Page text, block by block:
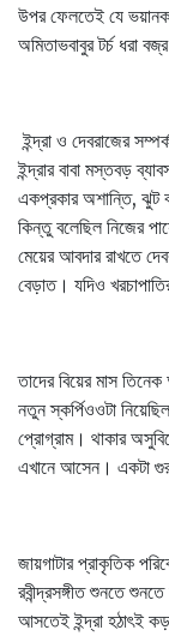
উপর ফেলতেই যে
অমিতাভবাবুর টর্চ ধরা
ইন্দ্রা ও দেবরাজের
ইন্দ্রার বাবা মস্তবড়
একপ্রকার অশান্তি, ঝুট
কিন্তু বলেছিল নিজের
মেয়ের আবদার রাখতে
বেড়াত। যদিও
তাদের বিয়ের মাস
নতুন স্কর্পিওওটা
প্রোগ্রাম। থাকার
এখানে আসেন। একটা
জায়গাটার প্রাকৃতিক
রবীন্দ্রসঙ্গীত শুনতে
আসতেই ইন্দ্রা হঠাৎই